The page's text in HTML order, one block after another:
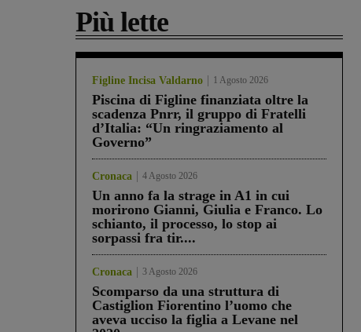
Più lette
Figline Incisa Valdarno 1 Agosto 2026
Piscina di Figline finanziata oltre la
scadenza Pnrr, il gruppo di Fratelli
d’Italia: “Un ringraziamento al
Governo”
Cronaca 4 Agosto 2026
Un anno fa la strage in A1 in cui
morirono Gianni, Giulia e Franco. Lo
schianto, il processo, lo stop ai
sorpassi fra tir....
Cronaca 3 Agosto 2026
Scomparso da una struttura di
Castiglion Fiorentino l’uomo che
aveva ucciso la figlia a Levane nel